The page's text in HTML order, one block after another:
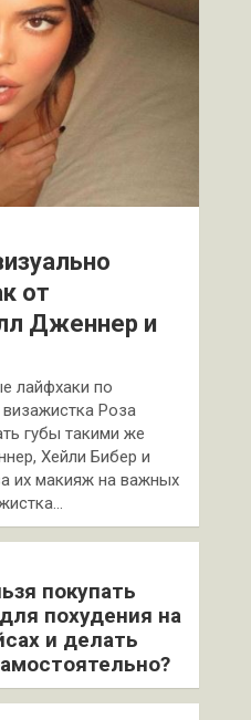
от
Дженнер и
лайфхаки по
Роза
губы такими же
Хейли Бибер и
их макияж на важных
покупать
похудения на
и делать